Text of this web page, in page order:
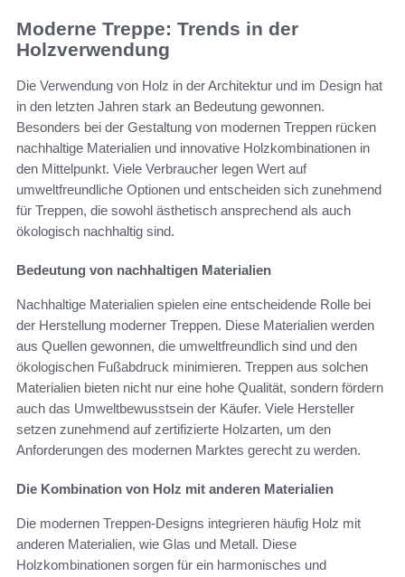
Moderne Treppe: Trends in der
Holzverwendung
Die Verwendung von Holz in der Architektur und im Design hat
in den letzten Jahren stark an Bedeutung gewonnen.
Besonders bei der Gestaltung von modernen Treppen rücken
nachhaltige Materialien und innovative Holzkombinationen in
den Mittelpunkt. Viele Verbraucher legen Wert auf
umweltfreundliche Optionen und entscheiden sich zunehmend
für Treppen, die sowohl ästhetisch ansprechend als auch
ökologisch nachhaltig sind.
Bedeutung von nachhaltigen Materialien
Nachhaltige Materialien spielen eine entscheidende Rolle bei
der Herstellung moderner Treppen. Diese Materialien werden
aus Quellen gewonnen, die umweltfreundlich sind und den
ökologischen Fußabdruck minimieren. Treppen aus solchen
Materialien bieten nicht nur eine hohe Qualität, sondern fördern
auch das Umweltbewusstsein der Käufer. Viele Hersteller
setzen zunehmend auf zertifizierte Holzarten, um den
Anforderungen des modernen Marktes gerecht zu werden.
Die Kombination von Holz mit anderen Materialien
Die modernen Treppen-Designs integrieren häufig Holz mit
anderen Materialien, wie Glas und Metall. Diese
Holzkombinationen sorgen für ein harmonisches und